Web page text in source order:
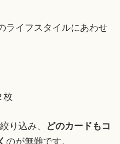
ライフスタイルにあわせ
り込み、
どのカードもコ
のが無難です。